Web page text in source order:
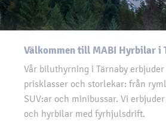
Välkommen till MABI Hyrbilar i
Vår biluthyrning i Tärnaby
prisklasser och storlekar: från
SUV:ar och minibussar. Vi
och hyrbilar med fyrhjulsdrift.